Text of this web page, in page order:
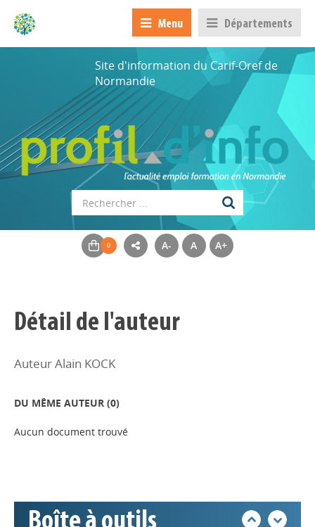
Menu Départements
Site d'information du Carif-Oref de
Normandie
A- A A+
Détail de l'auteur
Auteur Alain KOCK
DU MÊME AUTEUR (0)
Aucun document trouvéDéposer une actu !